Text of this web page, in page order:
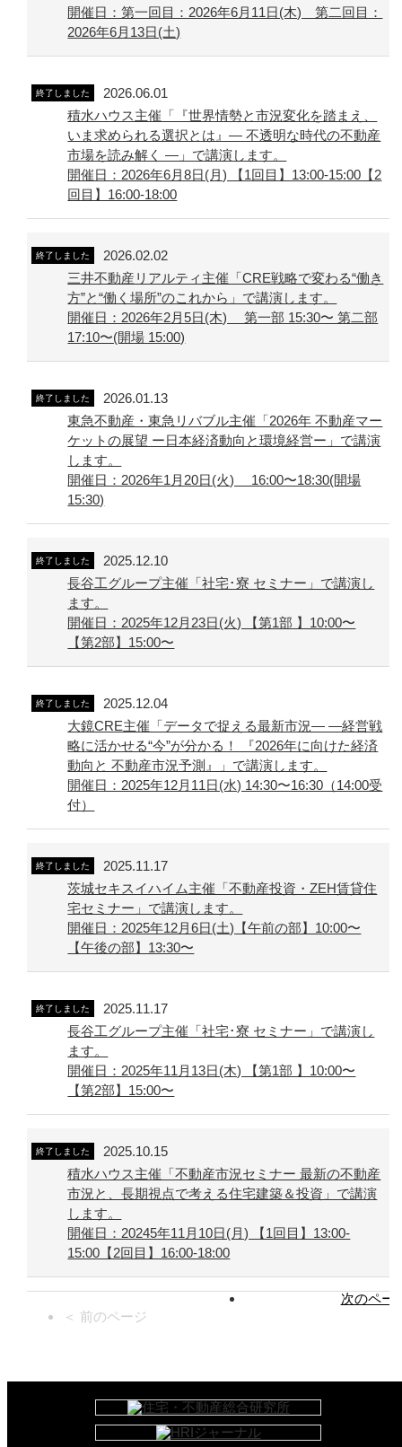
開催日：第一回目：2026年6月11日(木) 第二回目：
2026年6月13日(土)
終了しました
2026.06.01
積水ハウス主催「『世界情勢と市況変化を踏まえ、
いま求められる選択とは』― 不透明な時代の不動産
市場を読み解く ―」で講演します。
開催日：2026年6月8日(月) 【1回目】13:00-15:00【2
回目】16:00-18:00
終了しました
2026.02.02
三井不動産リアルティ主催「CRE戦略で変わる“働き
方”と“働く場所”のこれから」で講演します。
開催日：2026年2月5日(木) 第一部 15:30〜 第二部
17:10〜(開場 15:00)
終了しました
2026.01.13
東急不動産・東急リバブル主催「2026年 不動産マー
ケットの展望 ー日本経済動向と環境経営ー」で講演
します。
開催日：2026年1月20日(火) 16:00〜18:30(開場
15:30)
終了しました
2025.12.10
長谷工グループ主催「社宅･寮 セミナー」で講演し
ます。
開催日：2025年12月23日(火) 【第1部 】10:00〜
【第2部】15:00〜
終了しました
2025.12.04
大鏡CRE主催「データで捉える最新市況― ―経営戦
略に活かせる“今”が分かる！ 『2026年に向けた経済
動向と 不動産市況予測』」で講演します。
開催日：2025年12月11日(水) 14:30〜16:30（14:00受
付）
終了しました
2025.11.17
茨城セキスイハイム主催「不動産投資・ZEH賃貸住
宅セミナー」で講演します。
開催日：2025年12月6日(土)【午前の部】10:00〜
【午後の部】13:30〜
終了しました
2025.11.17
長谷工グループ主催「社宅･寮 セミナー」で講演し
ます。
開催日：2025年11月13日(木) 【第1部 】10:00〜
【第2部】15:00〜
終了しました
2025.10.15
積水ハウス主催「不動産市況セミナー 最新の不動産
市況と、長期視点で考える住宅建築＆投資」で講演
します。
開催日：20245年11月10日(月) 【1回目】13:00-
15:00【2回目】16:00-18:00
＜ 前のページ
次のペー